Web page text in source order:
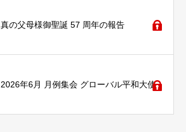
真の父母様御聖誕 57 周年の報告
2026年6月 月例集会 グローバル平和大使